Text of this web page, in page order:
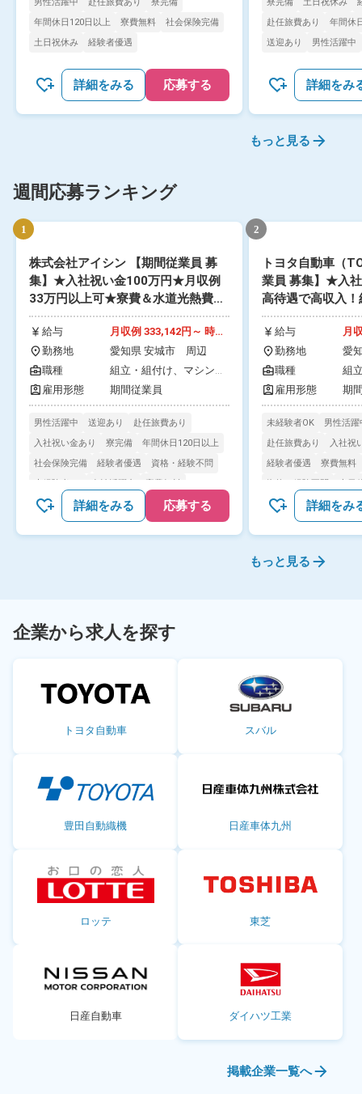
男性活躍中 赴任旅費あり
寮完備
年間休日120日以上
寮費無料
社会保険完備
土日祝休み
経験者優遇
詳細をみる 応募する
寮完備 土日祝休み
赴任旅費あり
年間休
送迎あり
男性活躍中
詳細をみ
もっと見る
週間応募ランキング
1
株式会社アイシン 【期間従業員 募
集】★入社祝い金100万円★月収例
33万円以上可★寮費＆水道光熱費実
質無料！未経験でも高待遇＆高収
入！生産協力金・交替手当・食事補
助など大手ならではの手厚さ！日本
を代表する自動車部品メーカーで働
きませんか？正社員登用制度あり！
《愛知県安城市》
給与
月収例 333,142円～ 時給
1,550円～1,550円
勤務地
愛知県 安城市 周辺
職種
組立・組付け、 マシンオ
ペレーター、
雇用形態 期間従業員
男性活躍中 送迎あり
赴任旅費あり
入社祝い金あり
寮完備
年間休日120日以上
社会保険完備
経験者優遇
資格・経験不問
土日休み
詳細をみる 応募する
2
トヨタ自動車（
業員 募集】★入
高待遇で高収入
万円！満了慰労
地は愛知県内の
会開催中！
給与
月
～
勤務地
愛
知
県
職種
組
工
雇用形態 期
未経験者OK
男性活躍
赴任旅費あり
入社祝
経験者優遇
寮費無料
詳細をみ
もっと見る
企業から求人を探す
トヨタ自動車 スバル
豊田自動織機 日産車体九州
ロッテ 東芝
日産自動車 ダイハツ工業
掲載企業一覧へ